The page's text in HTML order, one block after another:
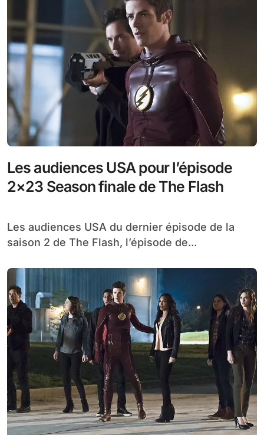
Les audiences USA pour l’épisode
2×23 Season finale de The Flash
Les audiences USA du dernier épisode de la
saison 2 de The Flash, l’épisode de...